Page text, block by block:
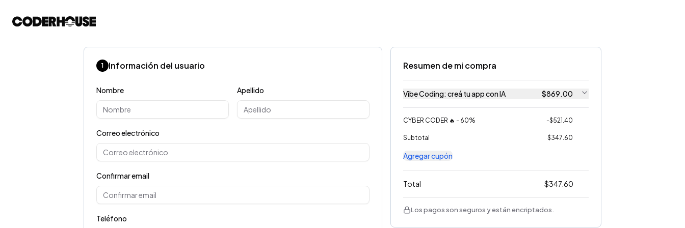
1 Información del usuario
Nombre Apellido
Correo electrónico
Confirmar email
Teléfono
Resumen de mi compra
Vibe Coding: creá tu app con IA $869.00
CYBER CODER 🔥 - 60% -$521.40
Subtotal $347.60
Agregar cupón
Total $347.60
Los pagos son seguros y están encriptados.